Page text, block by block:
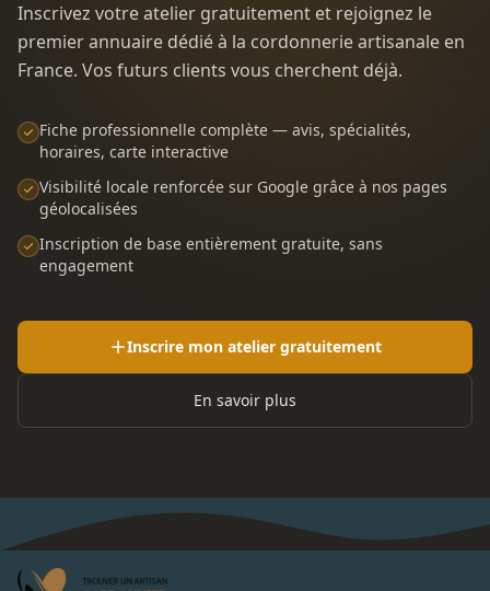
Inscrivez votre atelier gratuitement et rejoignez le
premier annuaire dédié à la cordonnerie artisanale en
France. Vos futurs clients vous cherchent déjà.
Fiche professionnelle complète — avis, spécialités,
horaires, carte interactive
Visibilité locale renforcée sur Google grâce à nos pages
géolocalisées
Inscription de base entièrement gratuite, sans
engagement
Inscrire mon atelier gratuitement
En savoir plus